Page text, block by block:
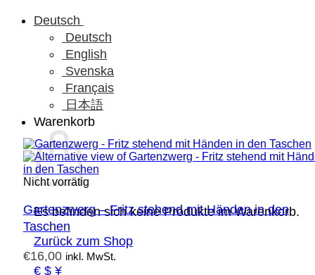
Deutsch
Deutsch
English
Svenska
Français
日本語
Warenkorb
Es befinden sich keine Produkte im Warenkorb.
Zurück zum Shop
€ $ ¥
Nicht vorrätig
Gartenzwerg – Fritz stehend mit Händen in den
Taschen
€16,00 inkl. MwSt.